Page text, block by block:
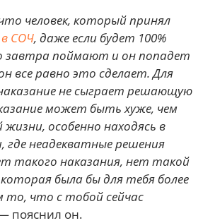
человек, который принял
СОЧ, даже если будет 100%
завтра поймают и он попадет
все равно это сделает. Для
не сыграет решающую
может быть хуже, чем
жизни, особенно находясь в
где неадекватные решения
такого наказания, нет такой
была бы для тебя более
что с тобой сейчас
пояснил он.